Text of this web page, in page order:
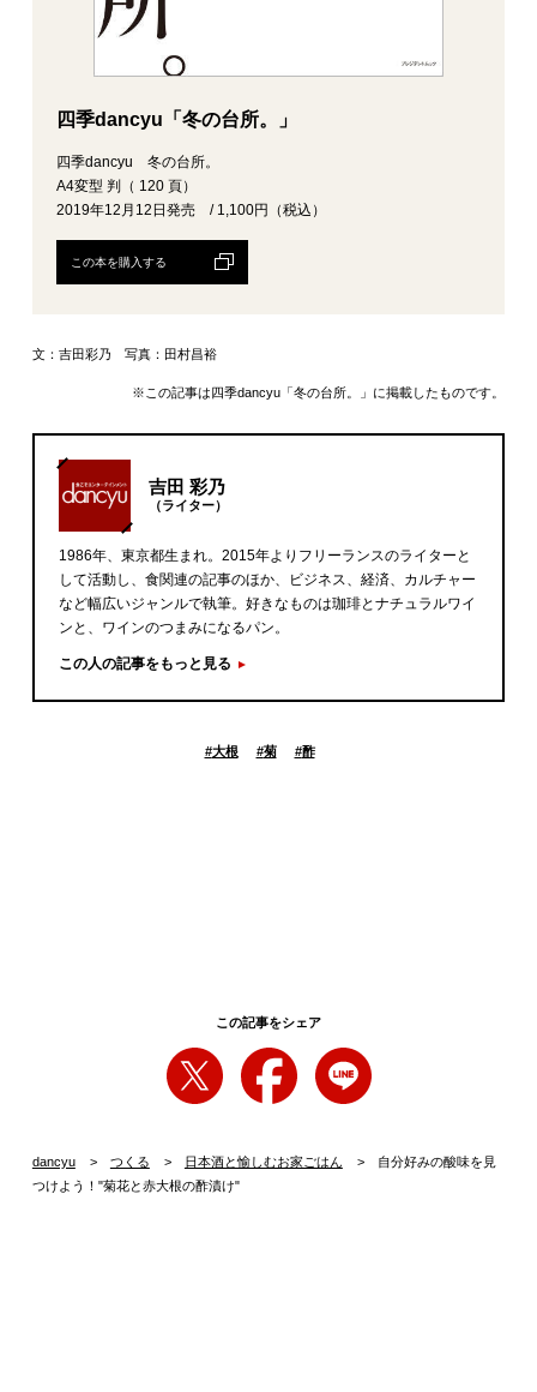
四季dancyu「冬の台所。」
四季dancyu 冬の台所。
A4変型 判（ 120 頁）
2019年12月12日発売 / 1,100円（税込）
この本を購入する
文：吉田彩乃 写真：田村昌裕
※この記事は四季dancyu「冬の台所。」に掲載したものです。
吉田 彩乃
（ライター）
1986年、東京都生まれ。2015年よりフリーランスのライターと
して活動し、食関連の記事のほか、ビジネス、経済、カルチャー
など幅広いジャンルで執筆。好きなものは珈琲とナチュラルワイ
ンと、ワインのつまみになるパン。
この人の記事をもっと見る
#大根 #菊 #酢
この記事をシェア
dancyu つくる 日本酒と愉しむお家ごはん
自分好みの酸味を見
つけよう！"菊花と赤大根の酢漬け"